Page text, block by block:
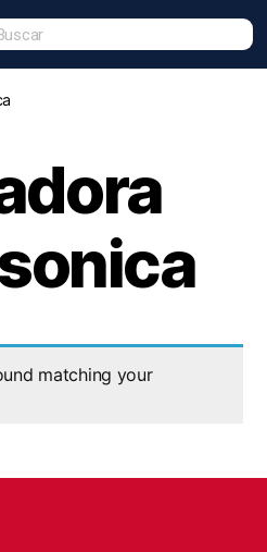
matching your